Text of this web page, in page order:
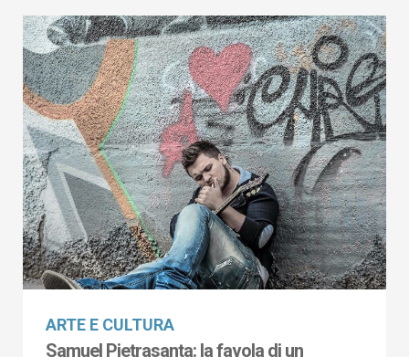
ARTE E CULTURA
Samuel Pietrasanta: la favola di un